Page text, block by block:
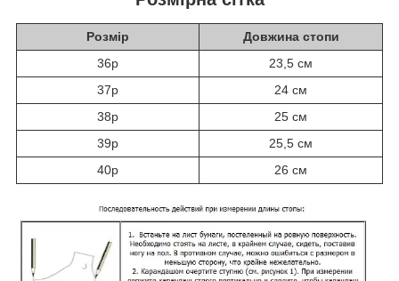
Розмір
Довжина стопи
36р
23,5 см
37р
24 см
38р
25 см
39р
25,5 см
40р
26 см